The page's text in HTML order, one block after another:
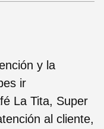
y la
ir
La Tita, Super
al cliente,